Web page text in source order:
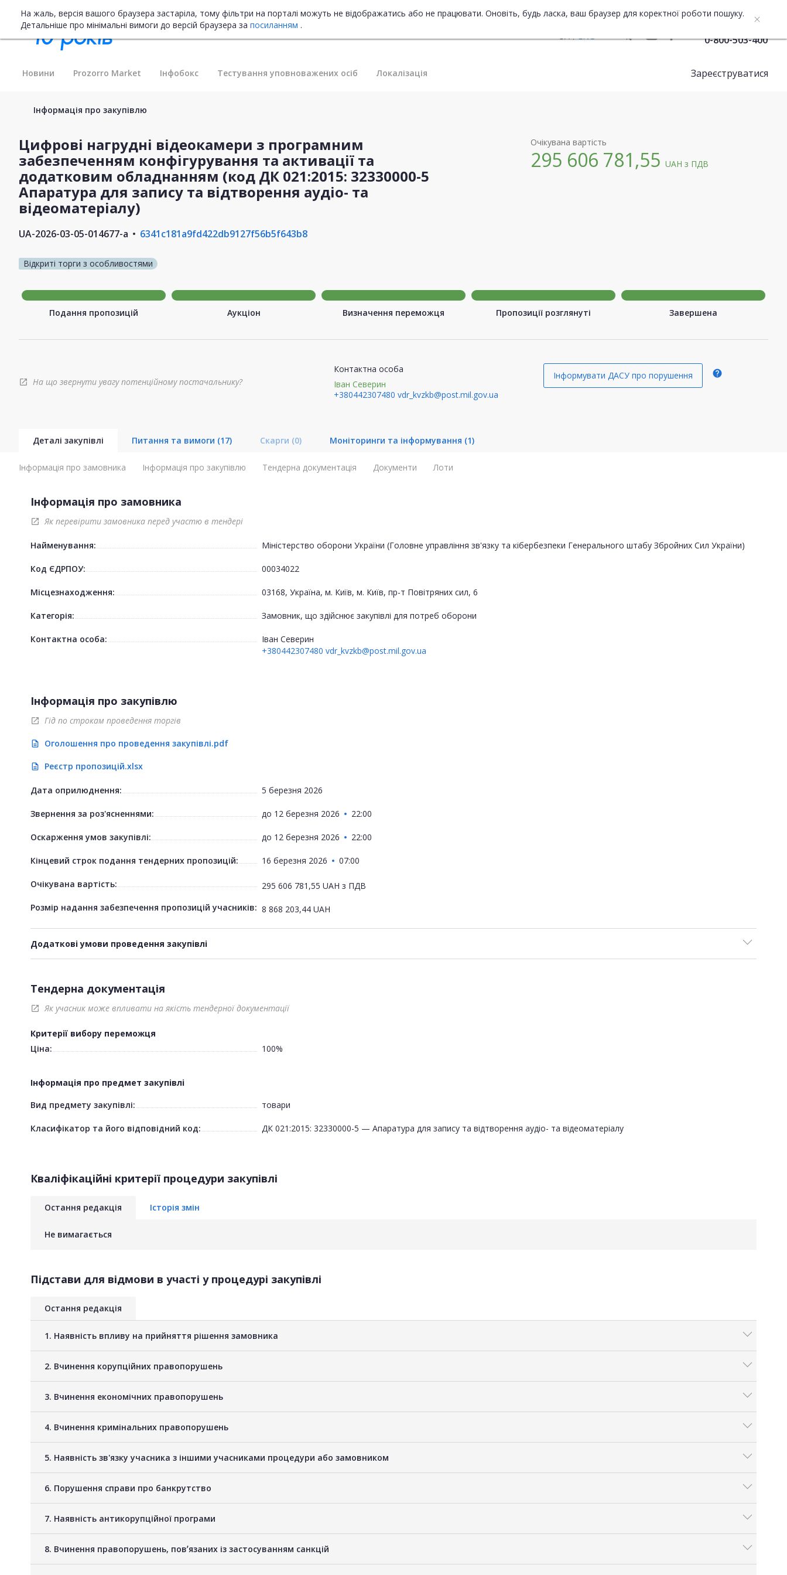
На жаль, версія вашого браузера застаріла, тому фільтри на порталі можуть не відображатись або не працювати. Оновіть, будь ласка, ваш браузер для коректної роботи пошуку.
Детальніше про мінімальні вимоги до версій браузера за посиланням .
UA
ENG 0-800-503-400
Новини Prozorro Market Інфобокс Тестування уповноважених осіб Локалізація Зареєструватися
Інформація про закупівлю
Цифрові нагрудні відеокамери з програмним
забезпеченням конфігурування та активації та
додатковим обладнанням (код ДК 021:2015: 32330000-5
Апаратура для запису та відтворення аудіо- та
відеоматеріалу)
UA-2026-03-05-014677-a 6341c181a9fd422db9127f56b5f643b8
Відкриті торги з особливостями
Очікувана вартість
295 606 781,55UAHз ПДВ
Подання пропозицій Аукціон Визначення переможця Пропозиції розглянуті Завершена
open_in_new На що звернути увагу потенційному постачальнику?
Контактна особа
Іван Северин
+380442307480 vdr_kvzkb@post.mil.gov.ua
Інформувати ДАСУ про порушення help
Деталі закупівлі Питання та вимоги (17) Скарги (0) Моніторинги та інформування (1)
Інформація про замовника Інформація про закупівлю Тендерна документація Документи Лоти
Інформація про замовника
open_in_new Як перевірити замовника перед участю в тендері
Найменування: Міністерство оборони України (Головне управління зв'язку та кібербезпеки Генерального штабу Збройних Сил України)
Код ЄДРПОУ: 00034022
Місцезнаходження: 03168, Україна, м. Київ, м. Київ, пр-т Повітряних сил, 6
Категорія: Замовник, що здійснює закупівлі для потреб оборони
Контактна особа:
Іван Северин
+380442307480 vdr_kvzkb@post.mil.gov.ua
Інформація про закупівлю
open_in_new Гід по строкам проведення торгів
description Оголошення про проведення закупівлі.pdf
description Реєстр пропозицій.xlsx
Дата оприлюднення: 5 березня 2026
Звернення за роз'ясненнями: до 12 березня 2026 22:00
Оскарження умов закупівлі: до 12 березня 2026 22:00
Кінцевий строк подання тендерних пропозицій: 16 березня 2026 07:00
Очікувана вартість: 295 606 781,55 UAH з ПДВ
Розмір надання забезпечення пропозицій учасників: 8 868 203,44 UAH
Додаткові умови проведення закупівлі
Тендерна документація
open_in_new Як учасник може впливати на якість тендерної документації
Критерії вибору переможця
Ціна:
100%
Інформація про предмет закупівлі
Вид предмету закупівлі:
товари
Класифікатор та його відповідний код: ДК 021:2015: 32330000-5 — Апаратура для запису та відтворення аудіо- та відеоматеріалу
Кваліфікаційні критерії процедури закупівлі
Остання редакція Історія змін
Не вимагається
Підстави для відмови в участі у процедурі закупівлі
Остання редакція
1. Наявність впливу на прийняття рішення замовника
2. Вчинення корупційних правопорушень
3. Вчинення економічних правопорушень
4. Вчинення кримінальних правопорушень
5. Наявність зв'язку учасника з іншими учасниками процедури або замовником
6. Порушення справи про банкрутство
7. Наявність антикорупційної програми
8. Вчинення правопорушень, повʼязаних із застосуванням санкцій